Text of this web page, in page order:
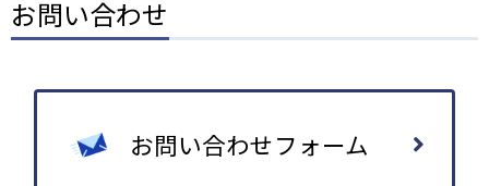
お問い合わせ
お問い合わせフォーム